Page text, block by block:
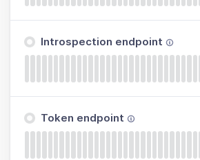
Introspection endpoint
Token endpoint